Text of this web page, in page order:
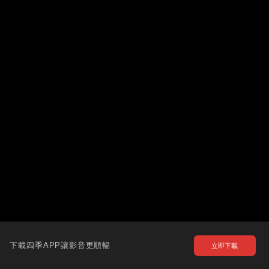
下載四季APP讓影音更順暢 立即下載